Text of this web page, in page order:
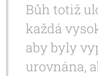
Bůh totiž
každá
aby byly
urovnána,